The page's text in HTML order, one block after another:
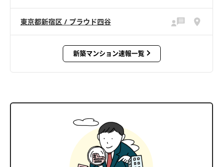
東京都新宿区 / プラウド四谷
新築マンション速報一覧